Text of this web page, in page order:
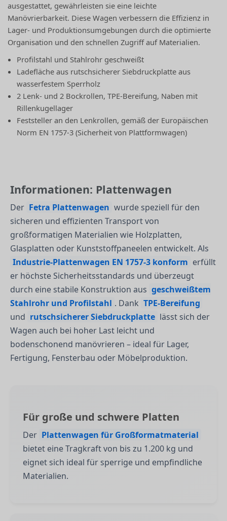
ausgestattet, gewährleisten sie eine leichte
Manövrierbarkeit. Diese Wagen verbessern die Effizienz in
Lager- und Produktionsumgebungen durch die optimierte
Organisation und den schnellen Zugriff auf Materialien.
Profilstahl und Stahlrohr geschweißt
Ladefläche aus rutschsicherer Siebdruckplatte aus
wasserfestem Sperrholz
2 Lenk- und 2 Bockrollen, TPE-Bereifung, Naben mit
Rillenkugellager
Feststeller an den Lenkrollen, gemäß der Europäischen
Norm EN 1757-3 (Sicherheit von Plattformwagen)
Informationen: Plattenwagen
Der Fetra Plattenwagen wurde speziell für den
sicheren und effizienten Transport von
großformatigen Materialien wie Holzplatten,
Glasplatten oder Kunststoffpaneelen entwickelt. Als
Industrie-Plattenwagen EN 1757-3 konform erfüllt
er höchste Sicherheitsstandards und überzeugt
durch eine stabile Konstruktion aus geschweißtem
Stahlrohr und Profilstahl . Dank TPE-Bereifung
und rutschsicherer Siebdruckplatte lässt sich der
Wagen auch bei hoher Last leicht und
bodenschonend manövrieren – ideal für Lager,
Fertigung, Fensterbau oder Möbelproduktion.
Für große und schwere Platten
Der Plattenwagen für Großformatmaterial
bietet eine Tragkraft von bis zu 1.200 kg und
eignet sich ideal für sperrige und empfindliche
Materialien.